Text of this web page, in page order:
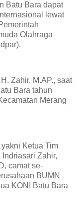
Batu Bara dapat
lewat
Olahraga
Zahir, M.AP., saat
Bara tahun
Merang
Ketua Tim
Zahir,
camat se-
BUMN
KONI Batu Bara